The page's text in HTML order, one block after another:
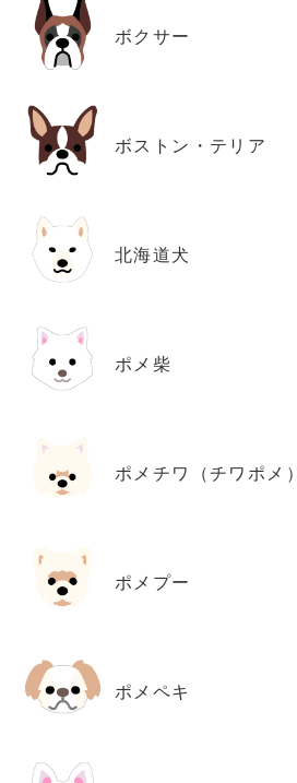
ボクサー
ボストン・テリア
北海道犬
ポメ柴
ポメチワ（チワポメ）
ポメプー
ポメペキ